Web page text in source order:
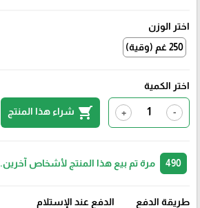
اختر الوزن
250 غم (وقية)
اختر الكمية
-
+
shopping_cart شراء هذا المنتج
مرة تم بيع هذا المنتج لأشخاص آخرين.
طريقة الدفع
الدفع عند الإستلام